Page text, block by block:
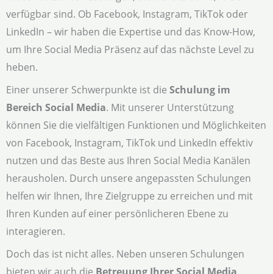
verfügbar sind. Ob Facebook, Instagram, TikTok oder
LinkedIn – wir haben die Expertise und das Know-How,
um Ihre Social Media Präsenz auf das nächste Level zu
heben.
Einer unserer Schwerpunkte ist die Schulung im
Bereich Social Media. Mit unserer Unterstützung
können Sie die vielfältigen Funktionen und Möglichkeiten
von Facebook, Instagram, TikTok und LinkedIn effektiv
nutzen und das Beste aus Ihren Social Media Kanälen
herausholen. Durch unsere angepassten Schulungen
helfen wir Ihnen, Ihre Zielgruppe zu erreichen und mit
Ihren Kunden auf einer persönlicheren Ebene zu
interagieren.
Doch das ist nicht alles. Neben unseren Schulungen